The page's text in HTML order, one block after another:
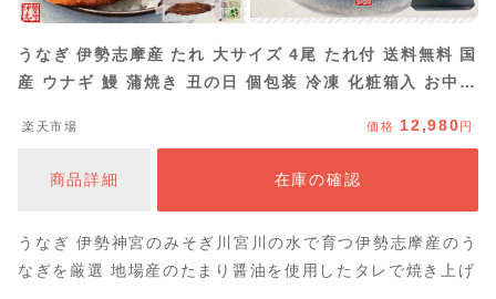
うなぎ 伊勢志摩産 たれ 大サイズ 4尾 たれ付 送料無料 国
産 ウナギ 鰻 蒲焼き 丑の日 個包装 冷凍 化粧箱入 お中元
楽天市場 価格 12,980 円
商品詳細 在庫の確認
うなぎ 伊勢神宮のみそぎ川宮川の水で育つ伊勢志摩産のう
なぎを厳選 地場産のたまり醤油を使用したタレで焼き上げ